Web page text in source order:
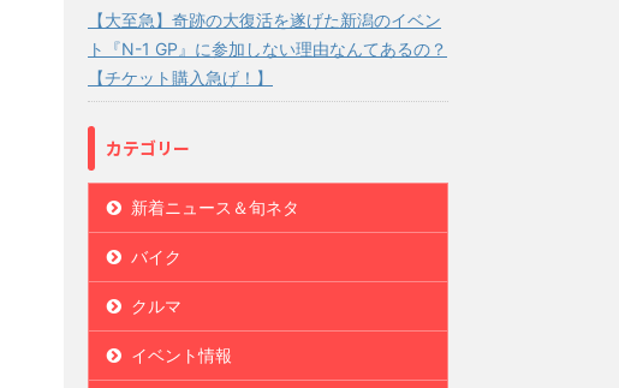
【大至急】奇跡の大復活を遂げた新潟のイベン
ト『N-1 GP』に参加しない理由なんてあるの？
【チケット購入急げ！】
カテゴリー
新着ニュース＆旬ネタ
バイク
クルマ
イベント情報